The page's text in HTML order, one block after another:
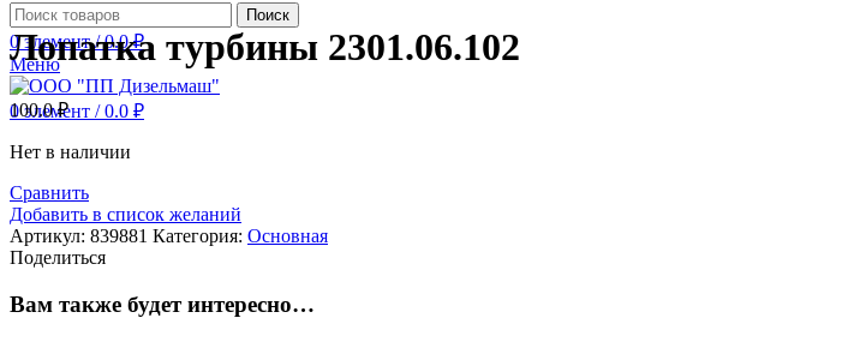
Поиск
0элемент / 0.0₽
Меню
0элемент / 0.0 ₽
Лопатка турбины 2301.06.102
100.0₽
Нет в наличии
Сравнить
Добавить в список желаний
Артикул: 839881 Категория: Основная
Поделиться
Вам также будет интересно…